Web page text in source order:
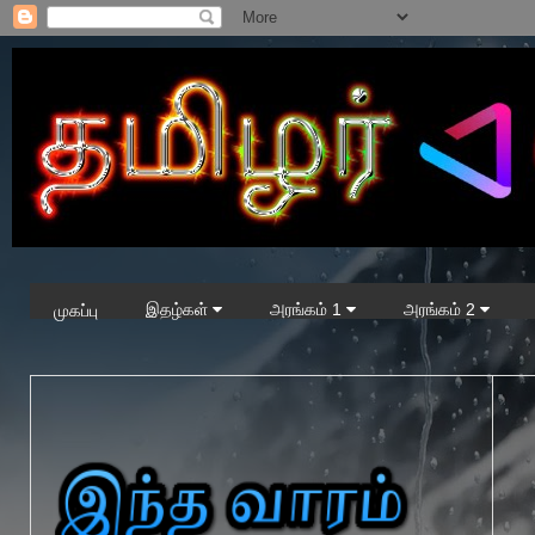
முகப்பு இதழ்கள் அரங்கம் 1 அரங்கம் 2